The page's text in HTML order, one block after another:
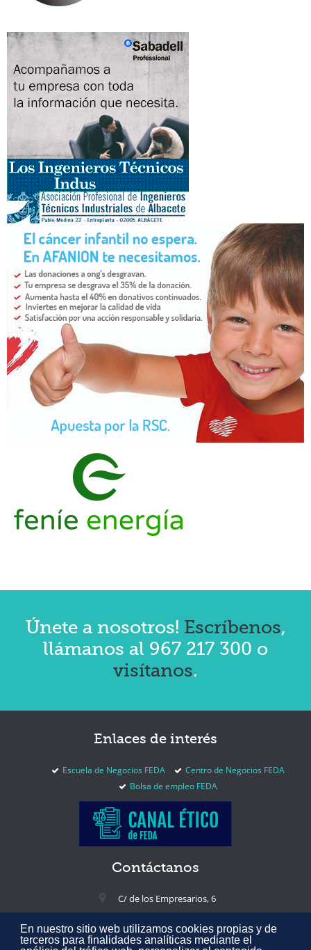
En nuestro sitio web utilizamos cookies propias y de
terceros para finalidades analíticas mediante el
Únete a nosotros! Escríbenos,
llámanos al 967 217 300 o
visítanos.
Enlaces de interés
Escuela de Negocios FEDA
Centro de Negocios FEDA
Bolsa de empleo FEDA
Contáctanos
C/ de los Empresarios, 6
02005 Albacete, España
+34 967 217 300